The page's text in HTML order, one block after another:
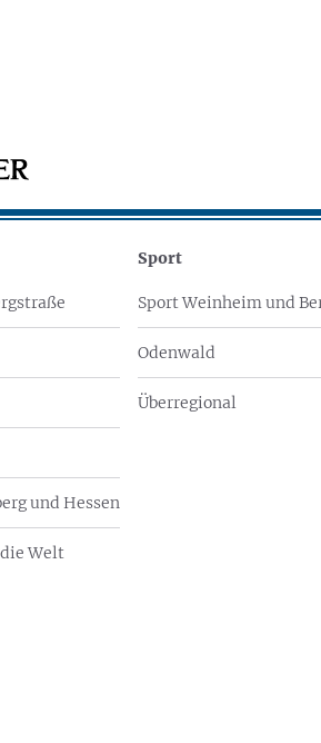
und Hessen
Welt
Sport
Sport Weinheim und
Odenwald
Überregional